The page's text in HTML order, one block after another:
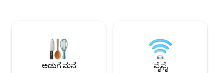
ವಿಹಂಗಮ ಮಾರ್ಗದೊಂದಿಗೆ ಜಿಲ್ಲೆಯ ಅದ್ಭುತ
ನೋಟಗಳನ್ನು ಆನಂದಿಸಿ.
ಸ್ನಾನ ಮಾಡುವ ಅಥವಾ
ಆನಂದಿಸುವ ಸ್ಥಳ!
ಖಾಸಗಿ ಪಾರ್ಕಿಂಗ್
ಅಡುಗೆ ಮನೆ ವೈಫೈ